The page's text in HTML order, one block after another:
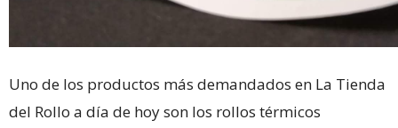
Uno de los productos más demandados en La Tienda
del Rollo a día de hoy son los rollos térmicos